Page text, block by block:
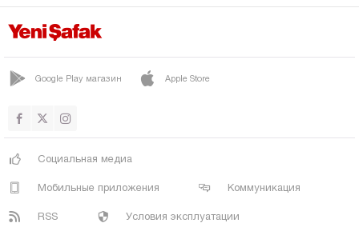
Конья
Кютахья
Мардин
Google Play магазин Apple Store
Социальная медиа
Мобильные приложения Коммуникация
RSS Условия эксплуатации